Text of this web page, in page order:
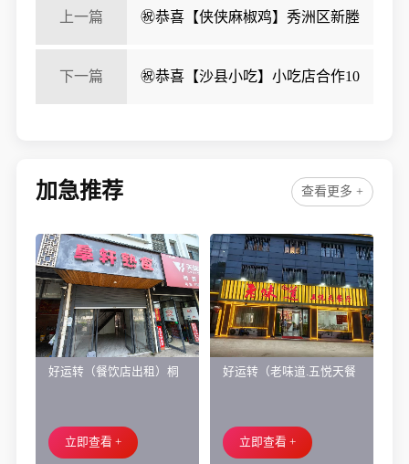
上一篇 ㊗️恭喜【侠侠麻椒鸡】秀洲区新塍
胜利路熟食店成功转出，祝老板娘顺风顺水、四季发
下一篇 ㊗️恭喜【沙县小吃】小吃店合作10
㊗️
加急推荐 查看更多 +
好运转（餐饮店出租）桐
面旺铺出租
立即查看 +
好运转（老味道.五悦天餐
让、主要房租低
立即查看 +